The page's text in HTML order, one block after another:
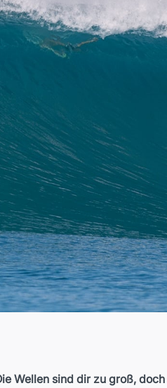
Wellen sind dir zu groß,